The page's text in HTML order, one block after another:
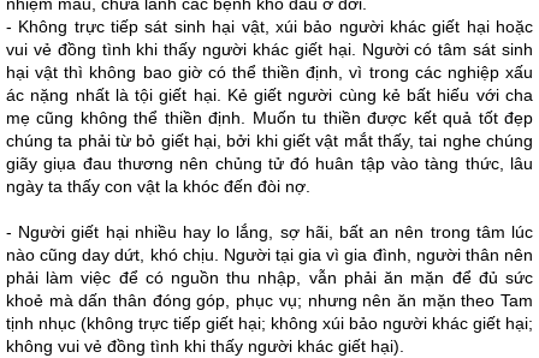
- Không trực tiếp sát sinh hại vật, xúi bảo người khác giết hại hoặc
vui vẻ đồng tình khi thấy người khác giết hại. Người có tâm sát sinh
hại vật thì không bao giờ có thể thiền định, vì trong các nghiệp xấu
ác nặng nhất là tội giết hại. Kẻ giết người cùng kẻ bất hiếu với cha
mẹ cũng không thể thiền định. Muốn tu thiền được kết quả tốt đẹp
chúng ta phải từ bỏ giết hại, bởi khi giết vật mắt thấy, tai nghe chúng
giãy giụa đau thương nên chủng tử đó huân tập vào tàng thức, lâu
ngày ta thấy con vật la khóc đến đòi nợ.
- Người giết hại nhiều hay lo lắng, sợ hãi, bất an nên trong tâm lúc
nào cũng day dứt, khó chịu. Người tại gia vì gia đình, người thân nên
phải làm việc để có nguồn thu nhập, vẫn phải ăn mặn để đủ sức
khoẻ mà dấn thân đóng góp, phục vụ; nhưng nên ăn mặn theo Tam
tịnh nhục (không trực tiếp giết hại; không xúi bảo người khác giết hại;
không vui vẻ đồng tình khi thấy người khác giết hại).